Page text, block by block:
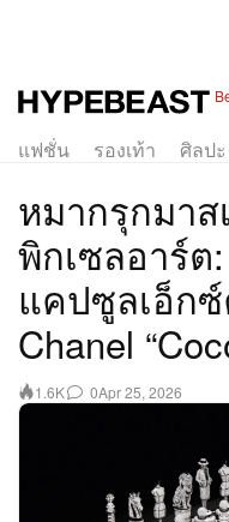
แฟชั่น รองเท้า ศิลปะ
หมากรุกมา
พิกเซลอาร์ต
แคปซูลเอ็ก
Chanel
1.6K 0Apr 25, 2026